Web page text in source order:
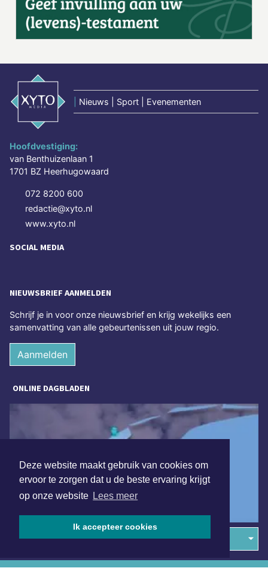
Deze website maakt gebruik van cookies om
ervoor te zorgen dat u de beste ervaring krijgt
op onze website Lees meer
Ik accepteer cookies
Nieuws | Sport | Evenementen
Hoofdvestiging:
van Benthuizenlaan 1
1701 BZ Heerhugowaard
072 8200 600
redactie@xyto.nl
www.xyto.nl
SOCIAL MEDIA
NIEUWSBRIEF AANMELDEN
Schrijf je in voor onze nieuwsbrief en krijg wekelijks een
samenvatting van alle gebeurtenissen uit jouw regio.
Aanmelden
ONLINE DAGBLADEN
Overige dagbladen in de regio